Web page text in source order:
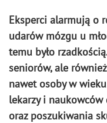
Eksperci alarmują o
udarów mózgu u
temu było
seniorów, ale
nawet osoby w
lekarzy i
oraz poszukiwania